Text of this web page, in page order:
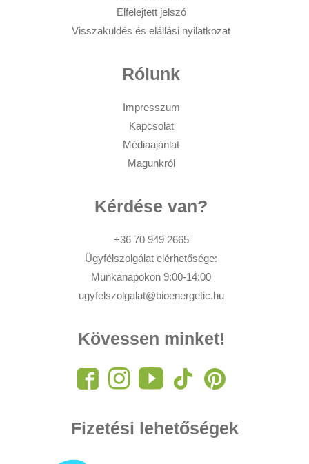
Elfelejtett jelszó
Visszaküldés és elállási nyilatkozat
Rólunk
Impresszum
Kapcsolat
Médiaajánlat
Magunkról
Kérdése van?
+36 70 949 2665
Ügyfélszolgálat elérhetősége:
Munkanapokon 9:00-14:00
ugyfelszolgalat@bioenergetic.hu
Kövessen minket!
Fizetési lehetőségek